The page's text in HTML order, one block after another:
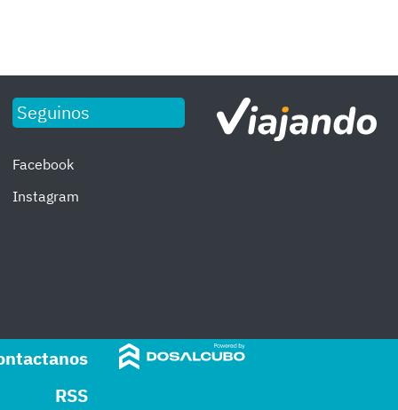
Seguinos
Facebook
Instagram
RSS